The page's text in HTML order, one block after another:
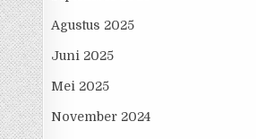
Agustus 2025
Juni 2025
Mei 2025
November 2024